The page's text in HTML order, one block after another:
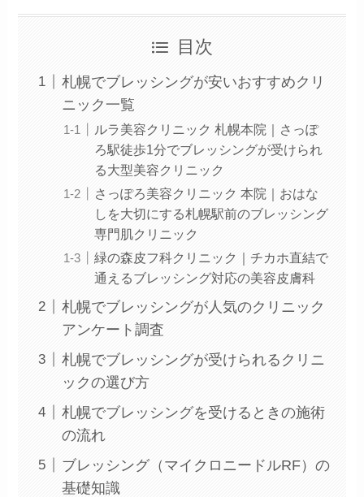
目次
札幌でブレッシングが安いおすすめクリ
ニック一覧
ルラ美容クリニック 札幌本院｜さっぽ
ろ駅徒歩1分でブレッシングが受けられ
る大型美容クリニック
さっぽろ美容クリニック 本院｜おはな
しを大切にする札幌駅前のブレッシング
専門肌クリニック
緑の森皮フ科クリニック｜チカホ直結で
通えるブレッシング対応の美容皮膚科
札幌でブレッシングが人気のクリニック
アンケート調査
札幌でブレッシングが受けられるクリニ
ックの選び方
札幌でブレッシングを受けるときの施術
の流れ
ブレッシング（マイクロニードルRF）の
基礎知識